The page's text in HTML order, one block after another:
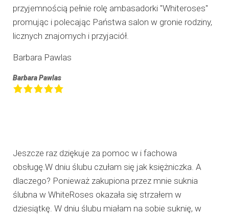
przyjemnością pełnie rolę ambasadorki "Whiteroses"
promując i polecając Państwa salon w gronie rodziny,
licznych znajomych i przyjaciół.
Barbara Pawlas
Barbara Pawlas
Jeszcze raz dziękuje za pomoc w i fachowa
obsługę.W dniu ślubu czułam się jak księżniczka. A
dlaczego? Ponieważ zakupiona przez mnie suknia
ślubna w WhiteRoses okazała się strzałem w
dziesiątkę. W dniu ślubu miałam na sobie suknię, w